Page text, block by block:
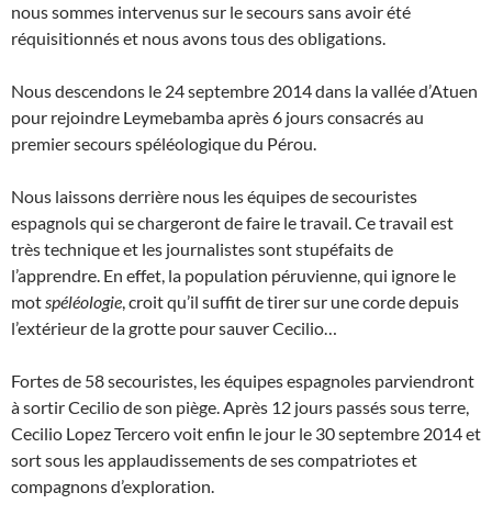
nous sommes intervenus sur le secours sans avoir été
réquisitionnés et nous avons tous des obligations.
Nous descendons le 24 septembre 2014 dans la vallée d’Atuen
pour rejoindre Leymebamba après 6 jours consacrés au
premier secours spéléologique du Pérou.
Nous laissons derrière nous les équipes de secouristes
espagnols qui se chargeront de faire le travail. Ce travail est
très technique et les journalistes sont stupéfaits de
l’apprendre. En effet, la population péruvienne, qui ignore le
motspéléologie, croit qu’il suffit de tirer sur une corde depuis
l’extérieur de la grotte pour sauver Cecilio…
Fortes de 58 secouristes, les équipes espagnoles parviendront
à sortir Cecilio de son piège. Après 12 jours passés sous terre,
Cecilio Lopez Tercero voit enfin le jour le 30 septembre 2014 et
sort sous les applaudissements de ses compatriotes et
compagnons d’exploration.